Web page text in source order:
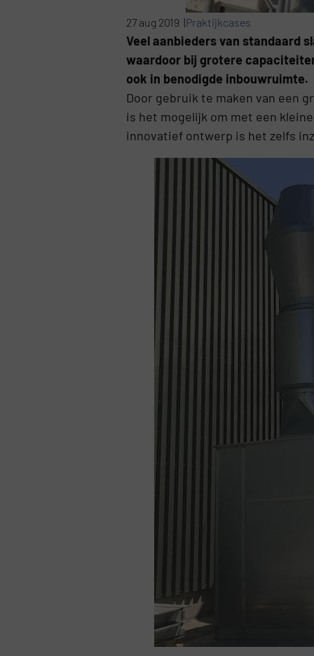
27 aug 2019 |Praktijkcases
Veel aanbieders van standaard
waardoor bij grotere
ook in benodigde inbouwruimte.
Door gebruik te maken van een
is het mogelijk om met een
innovatief ontwerp is het zelfs